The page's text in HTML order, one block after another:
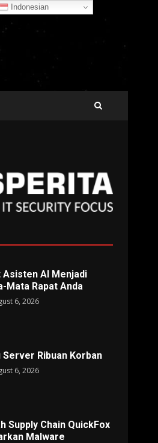
Asisten AI Menjadi
Mata Rapat Anda
6, 2026
Server Ribuan Korban
6, 2026
Supply Chain QuickFox
Malware
Indonesian